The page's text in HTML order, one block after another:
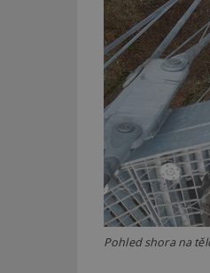
Pohled shora na